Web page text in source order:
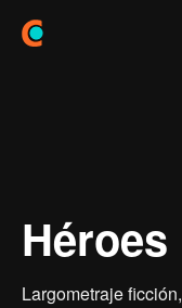
Héroes
Largometraje ficción,